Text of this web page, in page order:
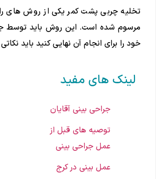
تخلیه چربی پشت کمر یکی از روش های
مرسوم شده است. این روش باید توسط
خود را برای انجام آن نهایی کنید باید
لینک های مفید
جراحی بینی آقایان
توصیه های قبل از
عمل جراحی بینی
عمل بینی در کرج